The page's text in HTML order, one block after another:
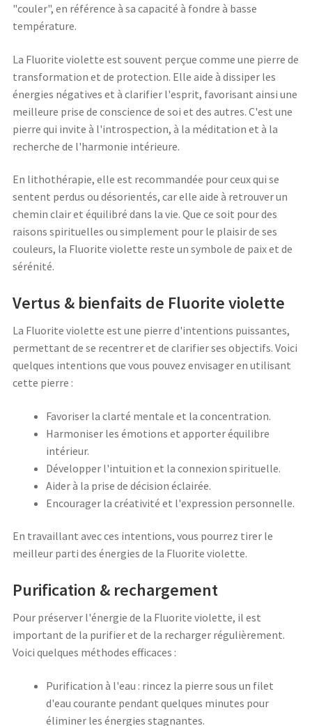
"couler", en référence à sa capacité à fondre à basse
température.
La Fluorite violette est souvent perçue comme une pierre de
transformation et de protection. Elle aide à dissiper les
énergies négatives et à clarifier l'esprit, favorisant ainsi une
meilleure prise de conscience de soi et des autres. C'est une
pierre qui invite à l'introspection, à la méditation et à la
recherche de l'harmonie intérieure.
En lithothérapie, elle est recommandée pour ceux qui se
sentent perdus ou désorientés, car elle aide à retrouver un
chemin clair et équilibré dans la vie. Que ce soit pour des
raisons spirituelles ou simplement pour le plaisir de ses
couleurs, la Fluorite violette reste un symbole de paix et de
sérénité.
Vertus & bienfaits de Fluorite violette
La Fluorite violette est une pierre d'intentions puissantes,
permettant de se recentrer et de clarifier ses objectifs. Voici
quelques intentions que vous pouvez envisager en utilisant
cette pierre :
Favoriser la clarté mentale et la concentration.
Harmoniser les émotions et apporter équilibre
intérieur.
Développer l'intuition et la connexion spirituelle.
Aider à la prise de décision éclairée.
Encourager la créativité et l'expression personnelle.
En travaillant avec ces intentions, vous pourrez tirer le
meilleur parti des énergies de la Fluorite violette.
Purification & rechargement
Pour préserver l'énergie de la Fluorite violette, il est
important de la purifier et de la recharger régulièrement.
Voici quelques méthodes efficaces :
Purification à l'eau : rincez la pierre sous un filet
d'eau courante pendant quelques minutes pour
éliminer les énergies stagnantes.